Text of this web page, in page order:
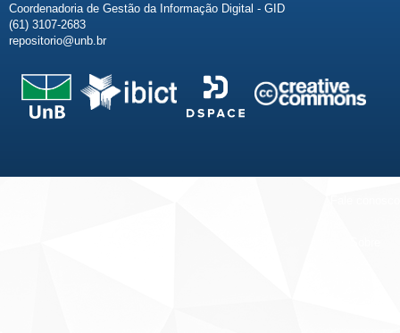
Coordenadoria de Gestão da Informação Digital - GID
(61) 3107-2683
repositorio@unb.br